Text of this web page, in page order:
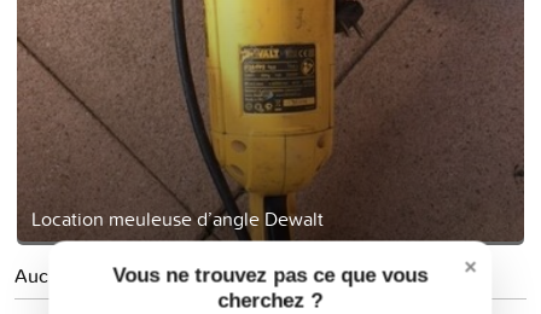
Location meuleuse d’angle Dewalt
Aucune personne suivie ×
Vous ne trouvez pas ce que vous
cherchez ?